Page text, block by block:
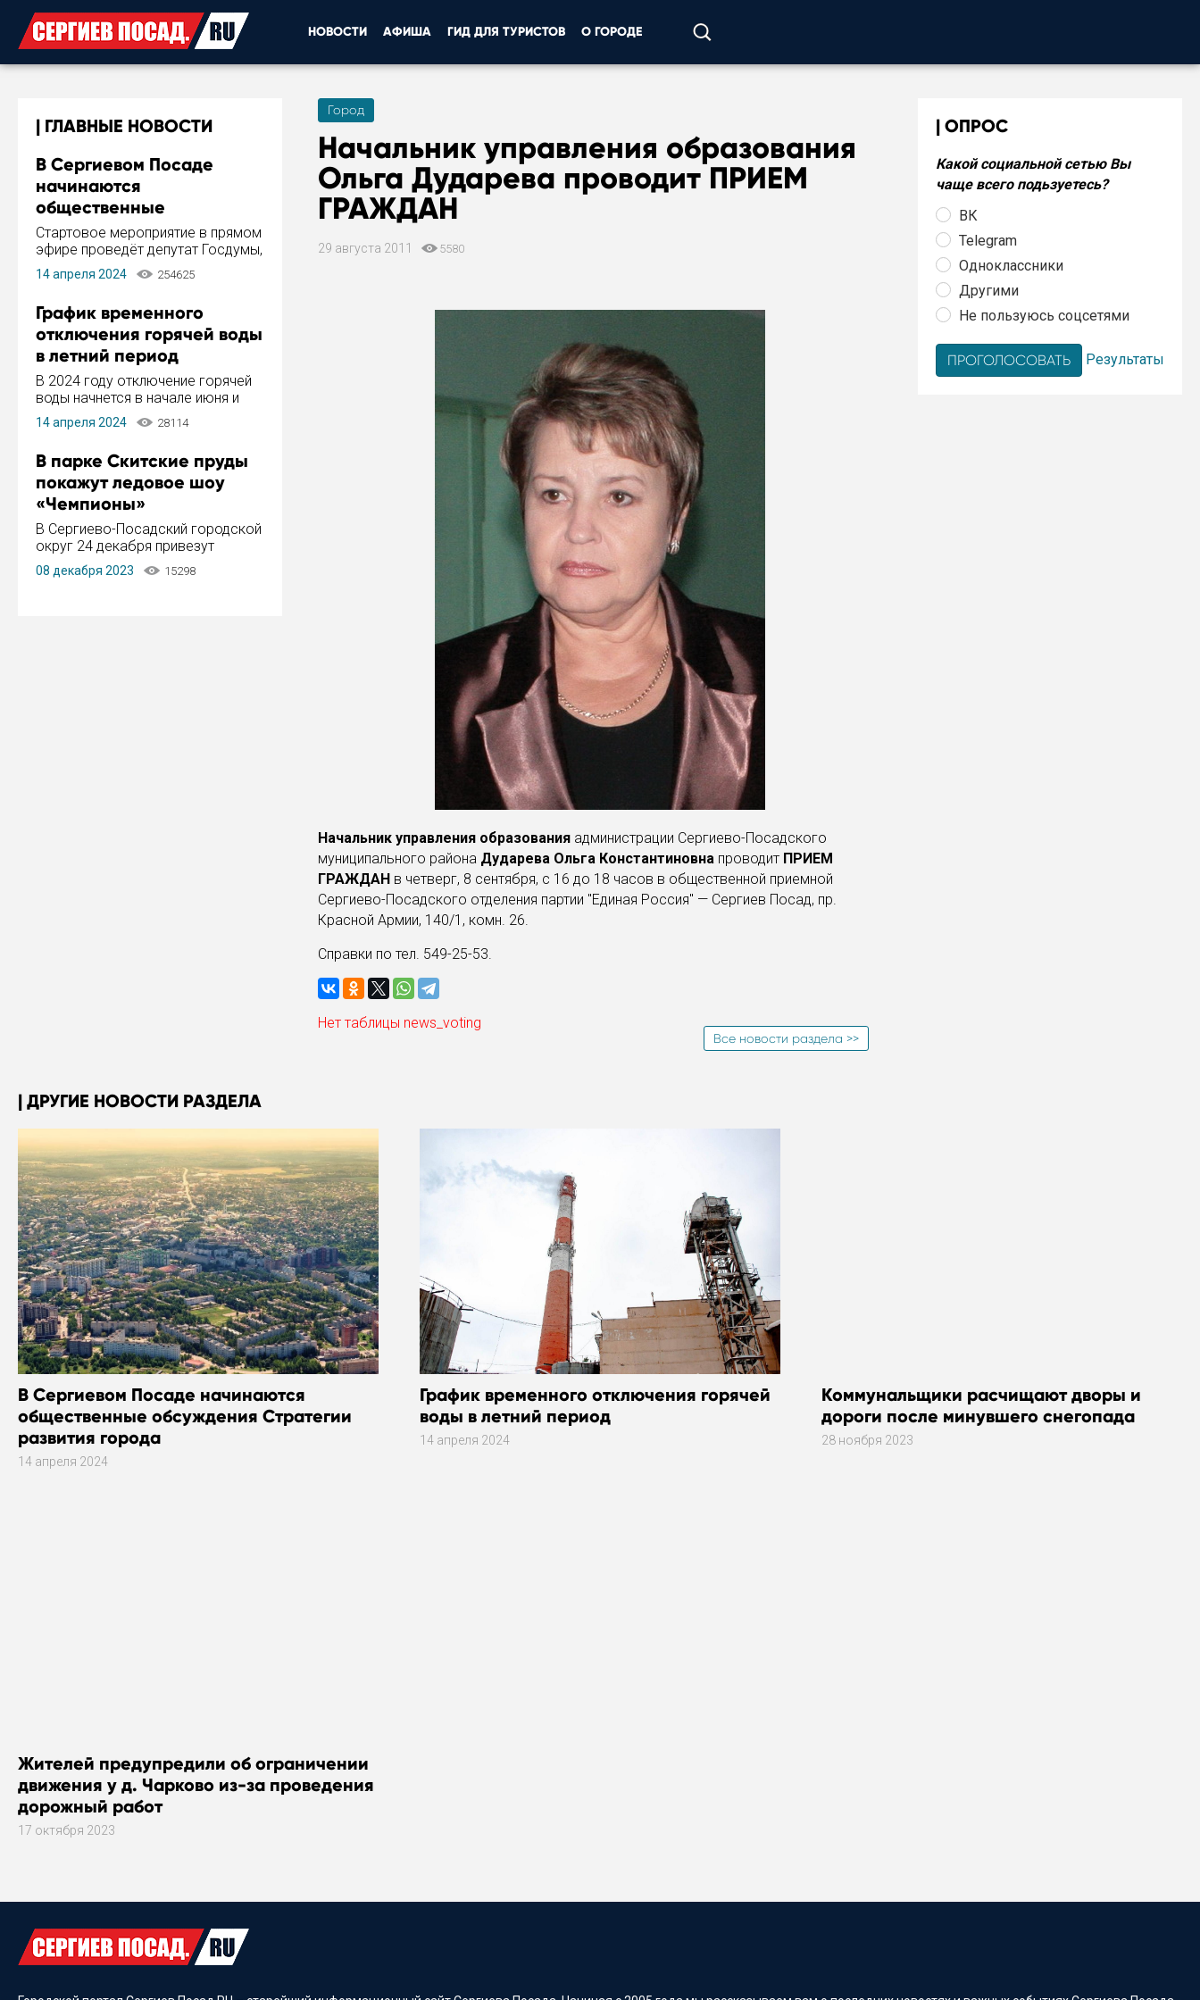
НОВОСТИ АФИША ГИД ДЛЯ ТУРИСТОВ О ГОРОДЕ
ГЛАВНЫЕ НОВОСТИ
В Сергиевом Посаде
начинаются
общественные
обсуждения Стратегии
развития города
Стартовое мероприятие в прямом
эфире проведёт депутат Госдумы,
инициатор и автор Концепции
развития Сергиева Посада и
Пахомов.
14 апреля 2024 254625
График временного
отключения горячей воды
в летний период
В 2024 году отключение горячей
воды начнется в начале июня и
завершится в конце августа.
Период отключения составит не
14 апреля 2024 28114
В парке Скитские пруды
покажут ледовое шоу
«Чемпионы»
В Сергиево-Посадский городской
округ 24 декабря привезут
ледовый тур «Чемпионы»
заслуженного мастера спорта,
08 декабря 2023 15298
Город
Начальник управления образования
Ольга Дударева проводит ПРИЕМ
ГРАЖДАН
29 августа 2011 5580
Начальник управления образования администрации Сергиево-Посадского
муниципального района Дударева Ольга Константиновна проводит ПРИЕМ
ГРАЖДАН в четверг, 8 сентября, с 16 до 18 часов в общественной приемной
Сергиево-Посадского отделения партии "Единая Россия" — Сергиев Посад, пр.
Красной Армии, 140/1, комн. 26.
Справки по тел. 549-25-53.
Нет таблицы news_voting
Все новости раздела >>
ОПРОС
Какой социальной сетью Вы
чаще всего подьзуетесь?
ВК
Telegram
Одноклассники
Другими
Не пользуюсь соцсетями
Результаты
ДРУГИЕ НОВОСТИ РАЗДЕЛА
В Сергиевом Посаде начинаются
общественные обсуждения Стратегии
развития города
14 апреля 2024
График временного отключения горячей
воды в летний период
14 апреля 2024
Коммунальщики расчищают дворы и
дороги после минувшего снегопада
28 ноября 2023
Жителей предупредили об ограничении
движения у д. Чарково из-за проведения
дорожный работ
17 октября 2023